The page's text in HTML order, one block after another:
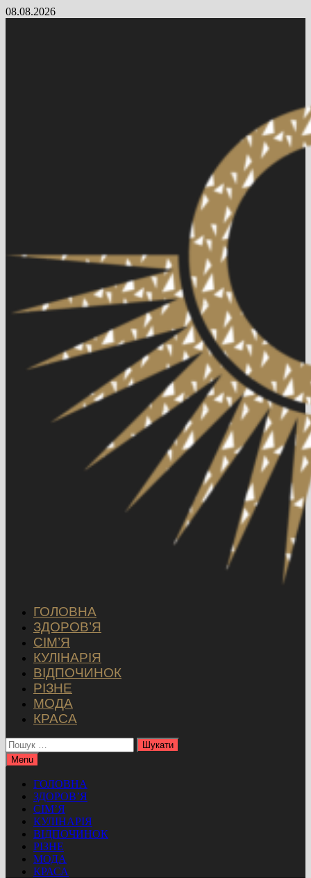
Skip
08.08.2026
ГОЛОВНА
ЗДОРОВ’Я
СІМ’Я
КУЛІНАРІЯ
ВІДПОЧИНОК
РІЗНЕ
МОДА
КРАСА
Пошук:
Menu
ГОЛОВНА
ЗДОРОВ’Я
СІМ’Я
КУЛІНАРІЯ
ВІДПОЧИНОК
РІЗНЕ
МОДА
КРАСА